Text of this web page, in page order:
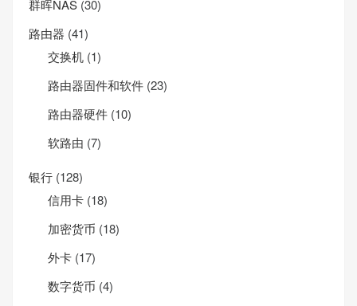
群晖NAS (30)
路由器 (41)
交换机 (1)
路由器固件和软件 (23)
路由器硬件 (10)
软路由 (7)
银行 (128)
信用卡 (18)
加密货币 (18)
外卡 (17)
数字货币 (4)